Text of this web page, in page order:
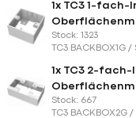
1x TC3 1-fach-Installationsgehäuse zur
Stock: 1323
1x TC3 2-fach-Installationsgehäuse zur
Stock: 667